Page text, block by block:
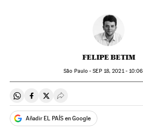
FELIPE BETIM
São Paulo -SEP18, 2021 - 10:06
Compartir en Whatsapp
Compartir en Facebook
Compartir en Twitter
Desplegar Redes Sociales
Añadir EL PAÍS en Google